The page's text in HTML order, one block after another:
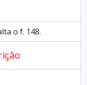
o f. 148.